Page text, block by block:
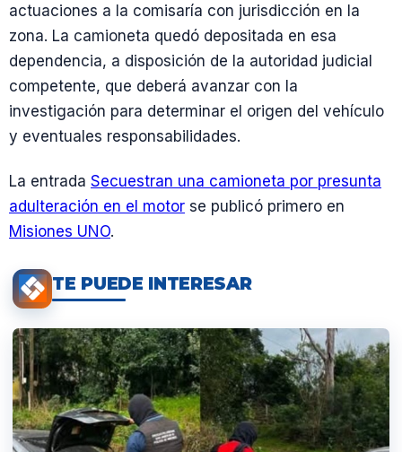
actuaciones a la comisaría con jurisdicción en la
zona. La camioneta quedó depositada en esa
dependencia, a disposición de la autoridad judicial
competente, que deberá avanzar con la
investigación para determinar el origen del vehículo
y eventuales responsabilidades.
La entrada Secuestran una camioneta por presunta
adulteración en el motor se publicó primero en
Misiones UNO.
TE PUEDE INTERESAR